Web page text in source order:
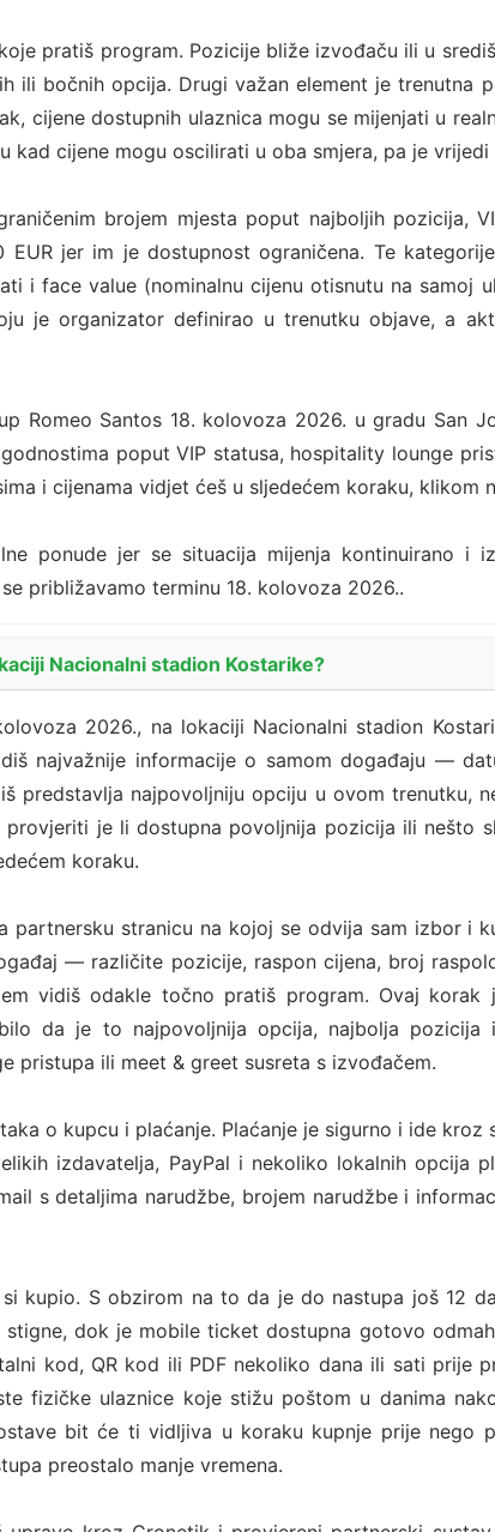
pratiš program. Pozicije bliže izvođaču ili u
ili bočnih opcija. Drugi važan element je trenutna
cijene dostupnih ulaznica mogu se mijenjati u
kad cijene mogu oscilirati u oba smjera, pa je
brojem mjesta poput najboljih pozicija,
jer im je dostupnost ograničena. Te
i face value (nominalnu cijenu otisnutu na samoj
je organizator definirao u trenutku objave, a
Romeo Santos 18. kolovoza 2026. u gradu San
poput VIP statusa, hospitality lounge
i cijenama vidjet ćeš u sljedećem koraku, klikom
ponude jer se situacija mijenja kontinuirano i
približavamo terminu 18. kolovoza 2026..
Nacionalni stadion Kostarike?
2026., na lokaciji Nacionalni stadion
najvažnije informacije o samom događaju —
predstavlja najpovoljniju opciju u ovom trenutku,
je li dostupna povoljnija pozicija ili nešto
koraku.
partnersku stranicu na kojoj se odvija sam izbor i
— različite pozicije, raspon cijena, broj
vidiš odakle točno pratiš program. Ovaj
da je to najpovoljnija opcija, najbolja pozicija
pristupa ili meet & greet susreta s izvođačem.
o kupcu i plaćanje. Plaćanje je sigurno i ide kroz
izdavatelja, PayPal i nekoliko lokalnih opcija
s detaljima narudžbe, brojem narudžbe i
kupio. S obzirom na to da je do nastupa još 12
dok je mobile ticket dostupna gotovo
kod, QR kod ili PDF nekoliko dana ili sati prije
fizičke ulaznice koje stižu poštom u danima
bit će ti vidljiva u koraku kupnje prije nego
preostalo manje vremena.